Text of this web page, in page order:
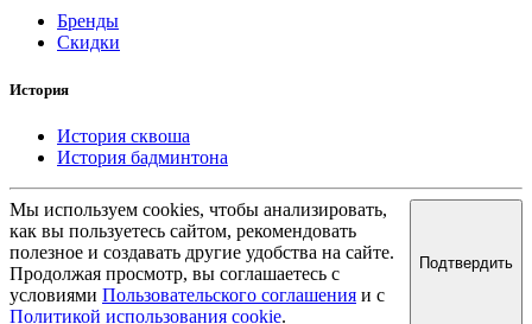
Бренды
Скидки
История
История сквоша
История бадминтона
Мы используем cookies, чтобы анализировать,
как вы пользуетесь сайтом, рекомендовать
полезное и создавать другие удобства на сайте.
Продолжая просмотр, вы соглашаетесь с
условиями Пользовательского соглашения и с
Политикой использования cookie.
Подтвердить